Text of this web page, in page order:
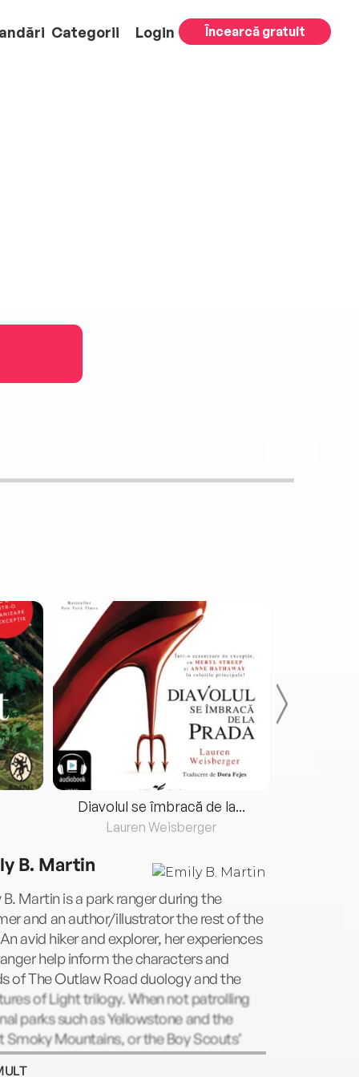
Categorii Login Încearcă gratuit
Diavolul se îmbracă de la...
Lauren Weisberger
B. Martin
B. Martin is a park ranger during the
and an author/illustrator the rest of the
avid hiker and explorer, her experiences
help inform the characters and
of The Outlaw Road duology and the
of Light trilogy. When not patrolling
parks such as Yellowstone and the
Smoky Mountains, or the Boy Scouts’
Scout Ranch, she lives in South